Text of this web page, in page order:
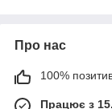
Про нас
100%
Працює з